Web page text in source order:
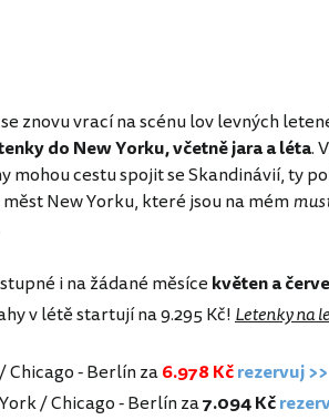
znovu vrací na scénu lov levných
do New Yorku, včetně jara a léta.
mohou cestu spojit se Skandinávií, ty
New Yorku, které jsou na mém
i na žádané měsíce květen a
v létě startují na 9.295 Kč!Letenky na
Chicago - Berlín za6.978 Kčrezervuj >>
/ Chicago - Berlín za7.094 Kč